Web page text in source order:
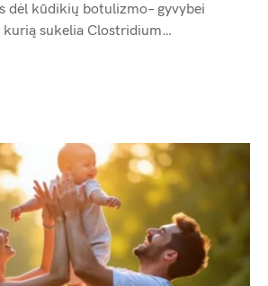
dėl kūdikių botulizmo– gyvybei
kurią sukelia Clostridium…